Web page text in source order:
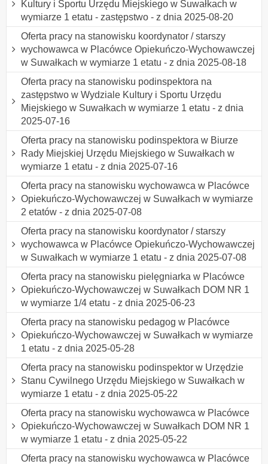
Kultury i Sportu Urzędu Miejskiego w Suwałkach w
wymiarze 1 etatu - zastępstwo - z dnia 2025-08-20
Oferta pracy na stanowisku koordynator / starszy
wychowawca w Placówce Opiekuńczo-Wychowawczej
w Suwałkach w wymiarze 1 etatu - z dnia 2025-08-18
Oferta pracy na stanowisku podinspektora na
zastępstwo w Wydziale Kultury i Sportu Urzędu
Miejskiego w Suwałkach w wymiarze 1 etatu - z dnia
2025-07-16
Oferta pracy na stanowisku podinspektora w Biurze
Rady Miejskiej Urzędu Miejskiego w Suwałkach w
wymiarze 1 etatu - z dnia 2025-07-16
Oferta pracy na stanowisku wychowawca w Placówce
Opiekuńczo-Wychowawczej w Suwałkach w wymiarze
2 etatów - z dnia 2025-07-08
Oferta pracy na stanowisku koordynator / starszy
wychowawca w Placówce Opiekuńczo-Wychowawczej
w Suwałkach w wymiarze 1 etatu - z dnia 2025-07-08
Oferta pracy na stanowisku pielęgniarka w Placówce
Opiekuńczo-Wychowawczej w Suwałkach DOM NR 1
w wymiarze 1/4 etatu - z dnia 2025-06-23
Oferta pracy na stanowisku pedagog w Placówce
Opiekuńczo-Wychowawczej w Suwałkach w wymiarze
1 etatu - z dnia 2025-05-28
Oferta pracy na stanowisku podinspektor w Urzędzie
Stanu Cywilnego Urzędu Miejskiego w Suwałkach w
wymiarze 1 etatu - z dnia 2025-05-22
Oferta pracy na stanowisku wychowawca w Placówce
Opiekuńczo-Wychowawczej w Suwałkach DOM NR 1
w wymiarze 1 etatu - z dnia 2025-05-22
Oferta pracy na stanowisku wychowawca w Placówce